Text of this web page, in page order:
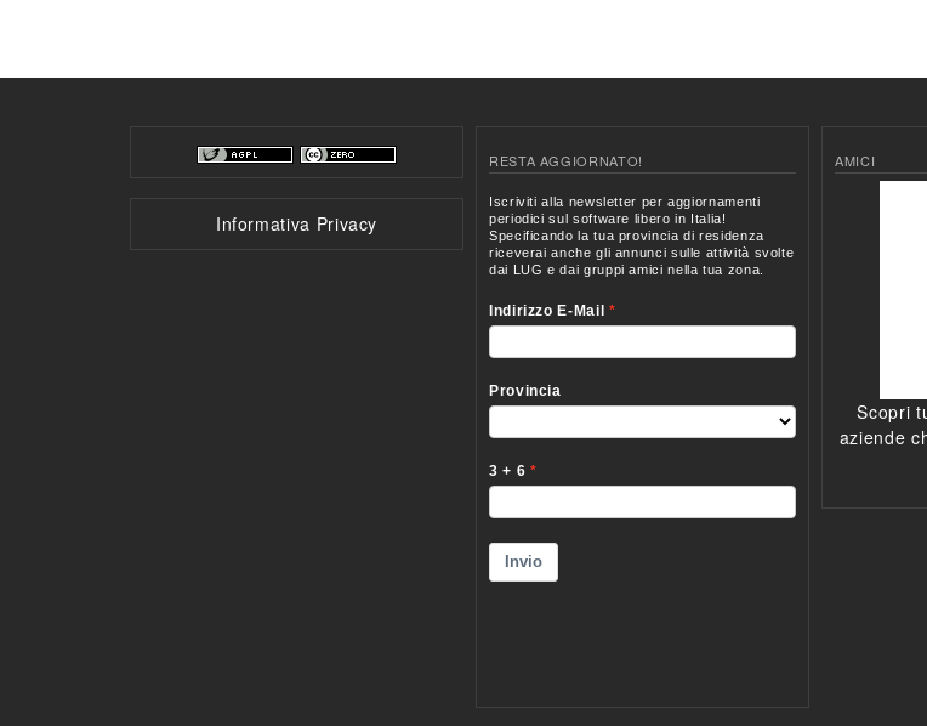
Informativa Privacy
RESTA AGGIORNATO! AMICI
Scopri
aziende